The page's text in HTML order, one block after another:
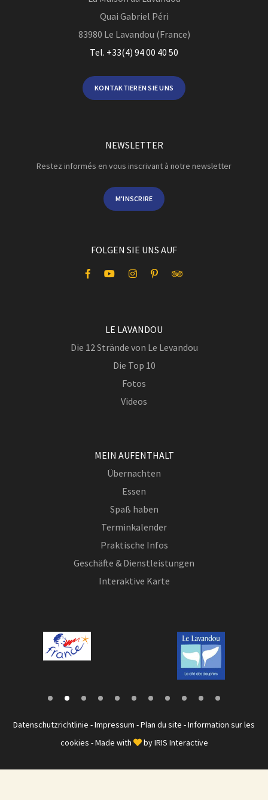
Quai Gabriel Péri
83980 Le Lavandou (France)
Tel. +33(4) 94 00 40 50
KONTAKTIEREN SIE UNS
NEWSLETTER
Restez informés en vous inscrivant à notre newsletter
M'INSCRIRE
FOLGEN SIE UNS AUF
LE LAVANDOU
Die 12 Strände von Le Levandou
Die Top 10
Fotos
Videos
MEIN AUFENTHALT
Übernachten
Essen
Spaß haben
Terminkalender
Praktische Infos
Geschäfte & Dienstleistungen
Interaktive Karte
Datenschutzrichtlinie -Impressum -Plan du site -Information sur les
cookies - Made with byIRIS Interactive